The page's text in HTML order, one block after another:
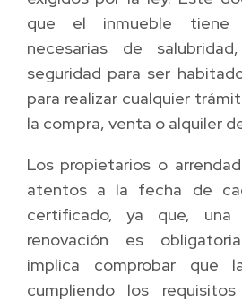
que el inmueble tiene
necesarias de
seguridad para ser
para realizar cualquier
la compra, venta o alquiler
Los propietarios o
atentos a la fecha de
certificado, ya que,
renovación es
implica comprobar que
cumpliendo los